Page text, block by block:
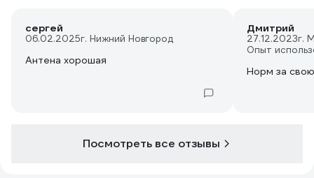
сергей
06.02.2025г. Нижний Новгород
Антена хорошая
Дмитрий
27.12.2023г.
Опыт
Норм за
Посмотреть все отзывы